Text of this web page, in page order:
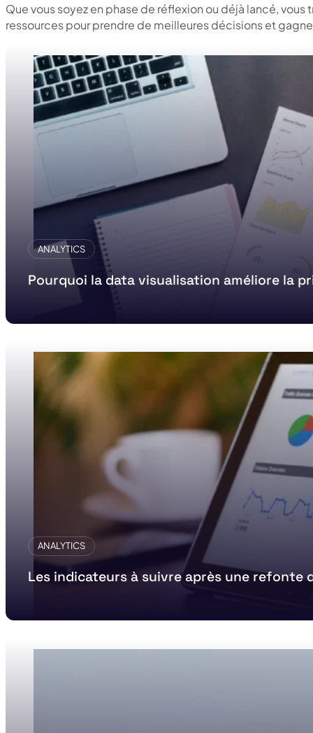
Que vous soyez en phase de réflexion ou déjà lancé, vous
ressources pour prendre de meilleures décisions et
ANALYTICS
Pourquoi la data visualisation améliore la
ANALYTICS
Les indicateurs à suivre après une refonte